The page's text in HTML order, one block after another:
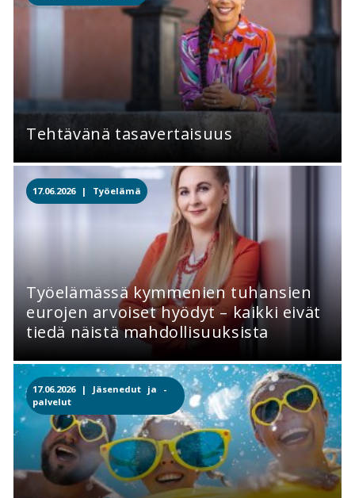
Tehtävänä tasavertaisuus
17.06.2026 | Työelämä
Työelämässä kymmenien tuhansien
eurojen arvoiset hyödyt – kaikki eivät
tiedä näistä mahdollisuuksista
17.06.2026 | Jäsenedut ja -
palvelut